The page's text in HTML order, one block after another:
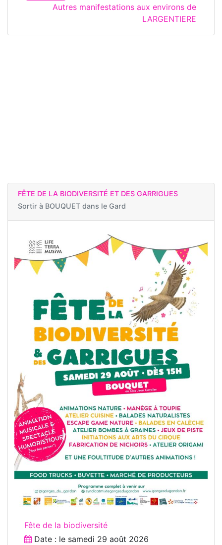
Autres manifestations aux environs de
LARGENTIERE
FÊTE DE LA BIODIVERSITÉ ET DES GARRIGUES
Sortir à BOUQUET dans le Gard
Fête de la biodiversité
Date : le samedi 29 août 2026